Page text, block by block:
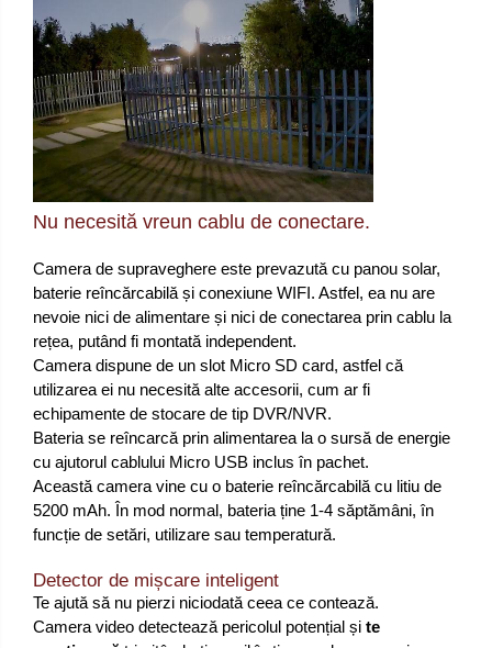
Nu necesită vreun cablu de conectare.
Camera de supraveghere este prevazută cu panou solar,
baterie reîncărcabilă și conexiune WIFI. Astfel, ea nu are
nevoie nici de alimentare și nici de conectarea prin cablu la
rețea, putând fi montată independent.
Camera dispune de un slot Micro SD card, astfel că
utilizarea ei nu necesită alte accesorii, cum ar fi
echipamente de stocare de tip DVR/NVR.
Bateria se reîncarcă prin alimentarea la o sursă de energie
cu ajutorul cablului Micro USB inclus în pachet.
Această camera vine cu o baterie reîncărcabilă cu litiu de
5200 mAh. În mod normal, bateria ține 1-4 săptămâni, în
funcție de setări, utilizare sau temperatură.
Detector de mișcare inteligent
Te ajută să nu pierzi niciodată ceea ce contează.
Camera video detectează pericolul potențial și te